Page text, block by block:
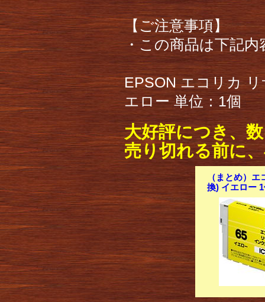
【ご注意事項】
・この商品は下記
EPSON エコリカ
エロー 単位：1個
大好評につき、
売り切れる前に
（まとめ）
換) イエロー